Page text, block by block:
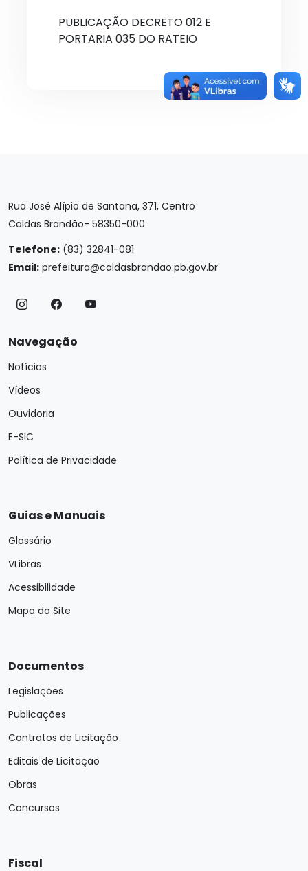
PUBLICAÇÃO DECRETO 012 E
PORTARIA 035 DO RATEIO
Rua José Alípio de Santana, 371, Centro
Caldas Brandão- 58350-000
Telefone: (83) 32841-081
Email: prefeitura@caldasbrandao.pb.gov.br
Navegação
Notícias
Vídeos
Ouvidoria
E-SIC
Política de Privacidade
Guias e Manuais
Glossário
VLibras
Acessibilidade
Mapa do Site
Documentos
Legislações
Publicações
Contratos de Licitação
Editais de Licitação
Obras
Concursos
Fiscal